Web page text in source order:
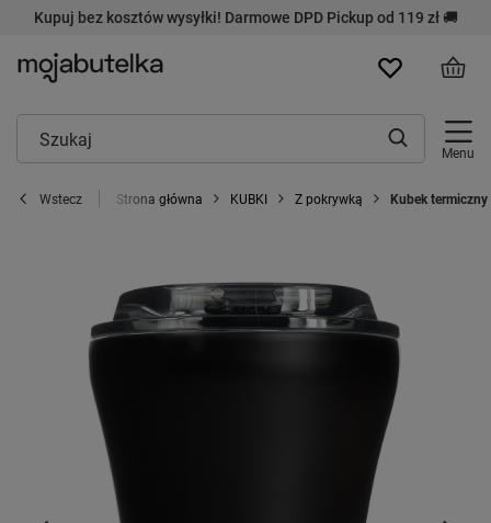
Kupuj bez kosztów wysyłki! Darmowe DPD Pickup od 119 zł 🚚
Menu
Wstecz Strona główna KUBKI Z pokrywką Kubek